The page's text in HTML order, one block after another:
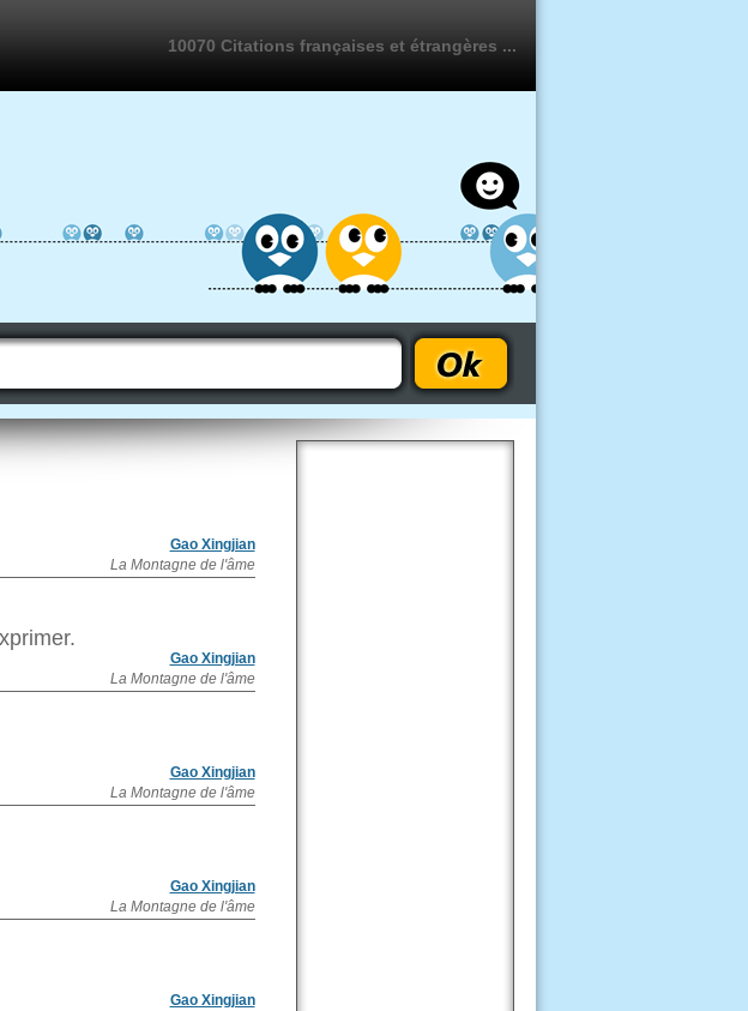
10070 Citations françaises et étrangères ...
Gao Xingjian
La Montagne de l'âme
Gao Xingjian
La Montagne de l'âme
Gao Xingjian
La Montagne de l'âme
Gao Xingjian
La Montagne de l'âme
Gao Xingjian